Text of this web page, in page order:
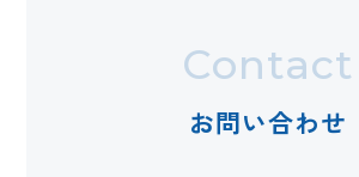
Contact
お問い合わせ